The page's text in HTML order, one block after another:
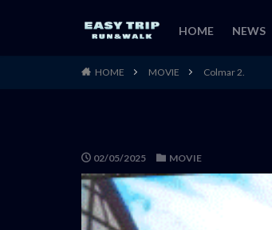
HOME NEWS
HOME MOVIE Colmar 2.
02/05/2025 MOVIE